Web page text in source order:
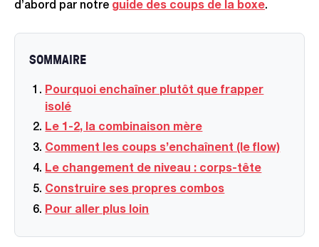
d’abord par notre guide des coups de la boxe.
SOMMAIRE
Pourquoi enchaîner plutôt que frapper
isolé
Le 1-2, la combinaison mère
Comment les coups s’enchaînent (le flow)
Le changement de niveau : corps-tête
Construire ses propres combos
Pour aller plus loin